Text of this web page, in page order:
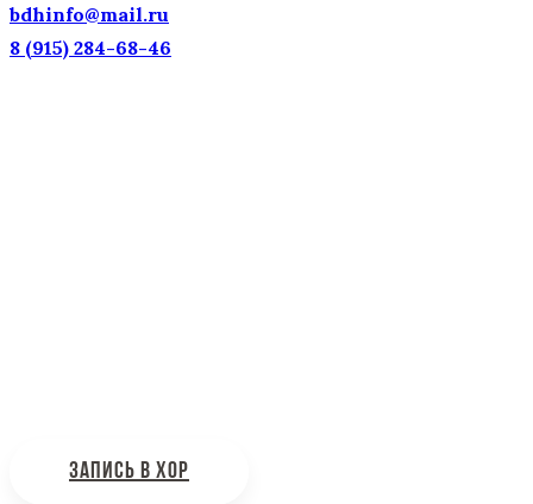
bdhinfo@mail.ru
8 (915) 284-68-46
ЗАПИСЬ В ХОР